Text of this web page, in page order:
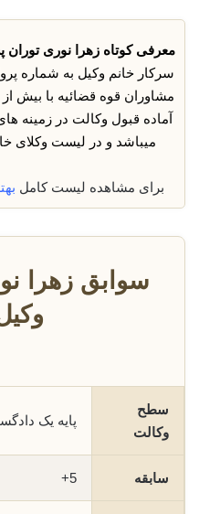
معرفی کوتاه زهرا نوری
مشاوران قوه قضائیه با بیش
آماده قبول وکالت در زمینه
میباشد و در لیست وکلای
برای مشاهده لیست کامل
سوابق زهرا
سطح
وکالت
پایه یک
سابقه 5+